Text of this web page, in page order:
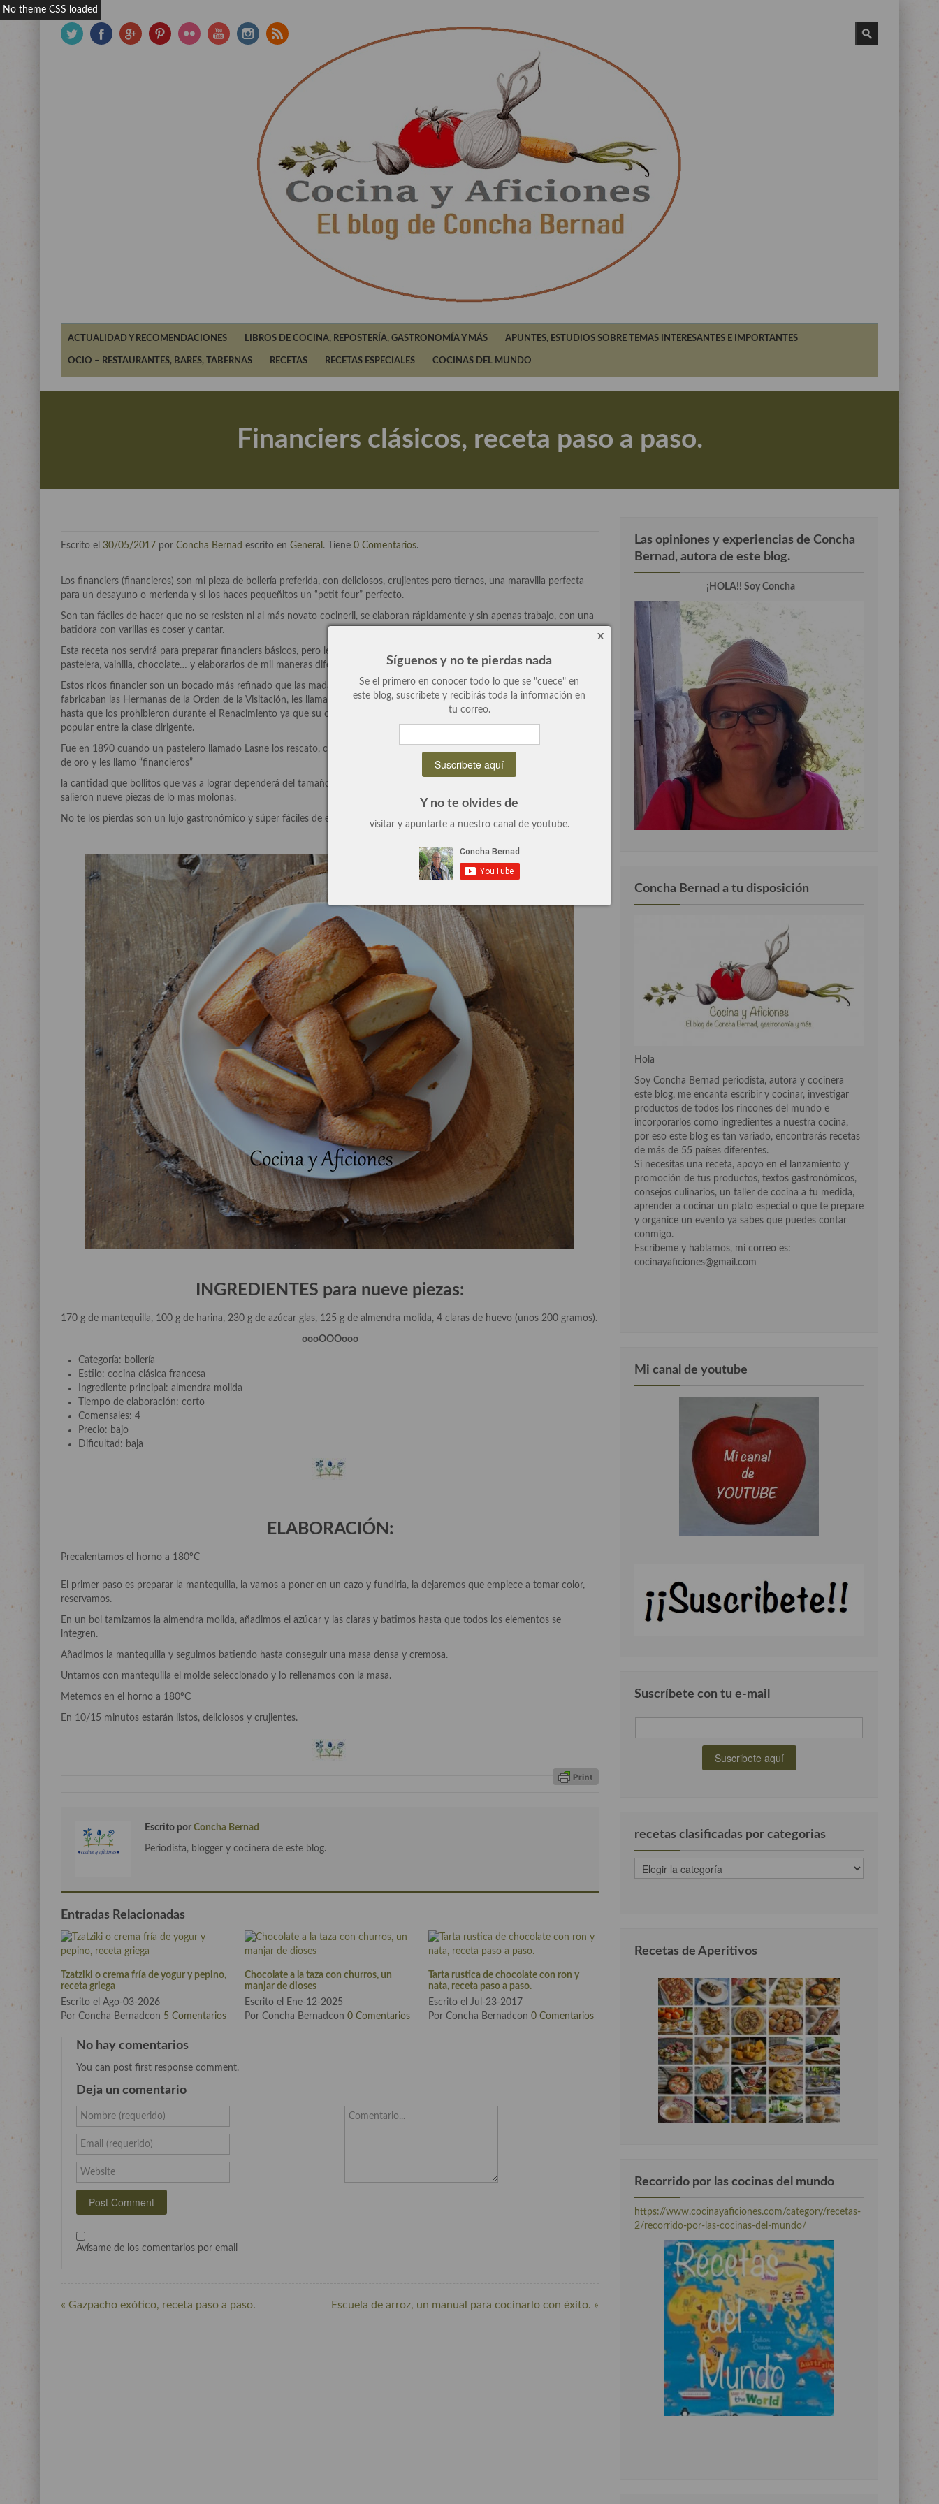
ACTUALIDAD Y RECOMENDACIONES LIBROS DE COCINA, REPOSTERÍA, GASTRONOMÍA Y MÁS APUNTES, ESTUDIOS SOBRE TEMAS INTERESANTES E IMPORTANTES
OCIO – RESTAURANTES, BARES, TABERNAS RECETAS RECETAS ESPECIALES COCINAS DEL MUNDO
Financiers clásicos, receta paso a paso.
Escrito el 30/05/2017 por Concha Bernad escrito en General . Tiene 0 Comentarios.
Los financiers (financieros) son mi pieza de bollería preferida, con deliciosos, crujientes pero tiernos, una maravilla perfecta
para un desayuno o merienda y si los haces pequeñitos un “petit four” perfecto.
Son tan fáciles de hacer que no se resisten ni al más novato cocineril, se elaboran rápidamente y sin apenas trabajo, con una
batidora con varillas es coser y cantar.
Esta receta nos servirá para preparar financiers básicos, pero le puedes añadir ralladura de limón o de naranja, crema
pastelera, vainilla, chocolate… y elaborarlos de mil maneras diferentes, un mosaico de colores y sabores.
Estos ricos financier son un bocado más refinado que las madalenas o los cakes, tienen mucha historia a sus espaldas, los
fabricaban las Hermanas de la Orden de la Visitación, les llamaban “visitandines” y eran de forma ovalada y muy apreciados
hasta que los prohibieron durante el Renacimiento ya que su olor a almendras amargas recordaba al arsénico un veneno muy
popular entre la clase dirigente.
Fue en 1890 cuando un pastelero llamado Lasne los rescato, como estaba cerca de la bolsa de París, les dio forma de lingote
de oro y les llamo “financieros”
la cantidad que bollitos que vas a lograr dependerá del tamaño del molde seleccionado, el mio era muy hermoso así que me
salieron nueve piezas de lo mas molonas.
No te los pierdas son un lujo gastronómico y súper fáciles de elaborar.
INGREDIENTES para nueve piezas:
170 g de mantequilla, 100 g de harina, 230 g de azúcar glas, 125 g de almendra molida, 4 claras de huevo (unos 200 gramos).
oooOOOooo
Categoría: bollería
Estilo: cocina clásica francesa
Ingrediente principal: almendra molida
Tiempo de elaboración: corto
Comensales: 4
Precio: bajo
Dificultad: baja
ELABORACIÓN:
Precalentamos el horno a 180ºC
El primer paso es preparar la mantequilla, la vamos a poner en un cazo y fundirla, la dejaremos que empiece a tomar color,
reservamos.
En un bol tamizamos la almendra molida, añadimos el azúcar y las claras y batimos hasta que todos los elementos se
integren.
Añadimos la mantequilla y seguimos batiendo hasta conseguir una masa densa y cremosa.
Untamos con mantequilla el molde seleccionado y lo rellenamos con la masa.
Metemos en el horno a 180ºC
En 10/15 minutos estarán listos, deliciosos y crujientes.
Escrito por Concha Bernad
Periodista, blogger y cocinera de este blog.
Entradas Relacionadas
Tzatziki o crema fría de yogur y pepino,
receta griega
Escrito el Ago-03-2026
Por Concha Bernadcon 5 Comentarios
Chocolate a la taza con churros, un
manjar de dioses
Escrito el Ene-12-2025
Por Concha Bernadcon0 Comentarios
Tarta rustica de chocolate con ron y
nata, receta paso a paso.
Escrito el Jul-23-2017
Por Concha Bernadcon0 Comentarios
No hay comentarios
You can post first response comment.
Deja un comentario
Nombre (requerido)
Email (requerido)
Website
Comentario...
Avísame de los comentarios por email
« Gazpacho exótico, receta paso a paso. Escuela de arroz, un manual para cocinarlo con éxito. »
Las opiniones y experiencias de Concha
Bernad, autora de este blog.
¡HOLA!! Soy Concha
Concha Bernad a tu disposición
Hola
Soy Concha Bernad periodista, autora y cocinera
este blog, me encanta escribir y cocinar, investigar
productos de todos los rincones del mundo e
incorporarlos como ingredientes a nuestra cocina,
por eso este blog es tan variado, encontrarás recetas
de más de 55 países diferentes.
Si necesitas una receta, apoyo en el lanzamiento y
promoción de tus productos, textos gastronómicos,
consejos culinarios, un taller de cocina a tu medida,
aprender a cocinar un plato especial o que te prepare
y organice un evento ya sabes que puedes contar
conmigo.
Escríbeme y hablamos, mi correo es:
cocinayaficiones@gmail.com
Mi canal de youtube
Suscríbete con tu e-mail
recetas clasificadas por categorias
recetas
clasificadas
Recetas de Aperitivos
Recorrido por las cocinas del mundo
https://www.cocinayaficiones.com/category/recetas-
2/recorrido-por-las-cocinas-del-mundo/
x
Síguenos y no te pierdas nada
Se el primero en conocer todo lo que se "cuece" en
este blog, suscribete y recibirás toda la información en
tu correo.
Y no te olvides de
visitar y apuntarte a nuestro canal de youtube.
No theme CSS loaded